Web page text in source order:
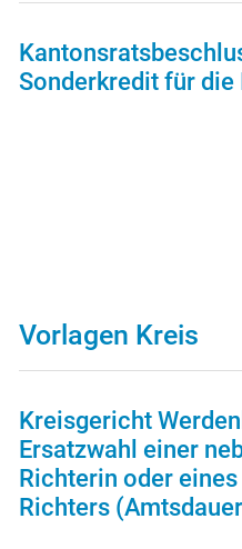
Sonderkredit für
Vorlagen Kreis
Kreisgericht
Ersatzwahl einer
Richterin oder
Richters